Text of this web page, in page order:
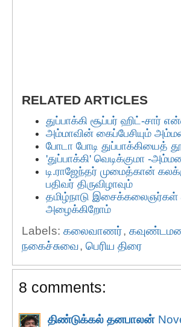
RELATED ARTICLES
துப்பாக்கி சூப்பர் ஹிட்-சார்
அம்மாவின் கைப்பேசியும்
போடா போடி துப்பாக்கியைத்
'துப்பாக்கி' வெடிக்குமா -
டி.ராஜேந்தர் முமைத்கான்
பதிவர் திருவிழாவும்
தமிழ்நாடு
அழைக்கிறோம்
Labels: கலைவாணர்,
நகைச்சுவை, பெரிய திரை
8 comments:
திண்டுக்கல் தனபாலன்